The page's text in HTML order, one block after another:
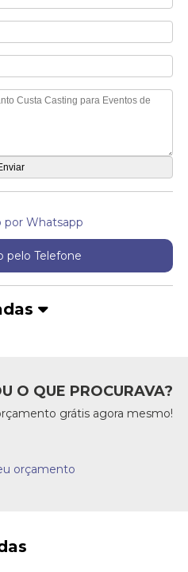
por Whatsapp
pelo Telefone
O QUE PROCURAVA?
grátis agora mesmo!
orçamento